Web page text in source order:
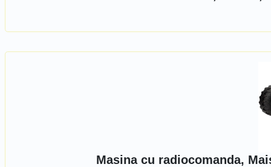
Masina cu radiocomanda,